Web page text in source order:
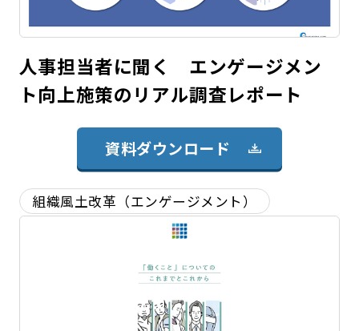
人事担当者に聞く エンゲージメン
ト向上施策のリアル調査レポート
資料ダウンロード
組織風土改革（エンゲージメント）